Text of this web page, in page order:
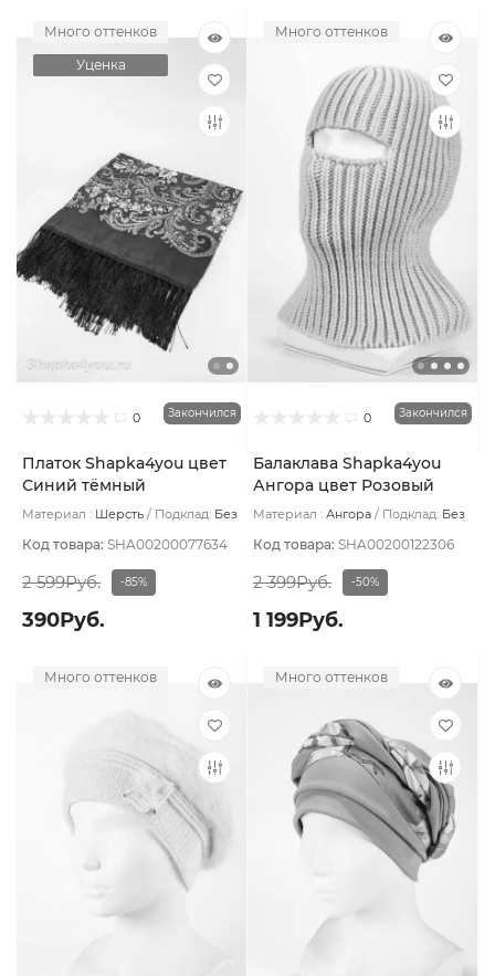
Много оттенков
Уценка
0 Закончился
Платок Shapka4you цвет
Синий тёмный
Материал : Шерсть Подклад: Без
Код товара: SHA00200077634
2 599Руб. -85%
390Руб.
Много оттенков
0 Закончился
Балаклава Shapka4you
Ангора цвет Розовый
бледный
Материал : Ангора Подклад: Без
Код товара: SHA00200122306
2 399Руб. -50%
1 199Руб.
Много оттенков Много оттенков